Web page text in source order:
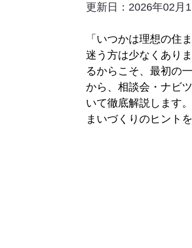
更新日：2026年02月
「いつかは理想の住
迷う方は少なくあり
るからこそ、最初の
から、相談会・ナビ
いて徹底解説します
まいづくりのヒント